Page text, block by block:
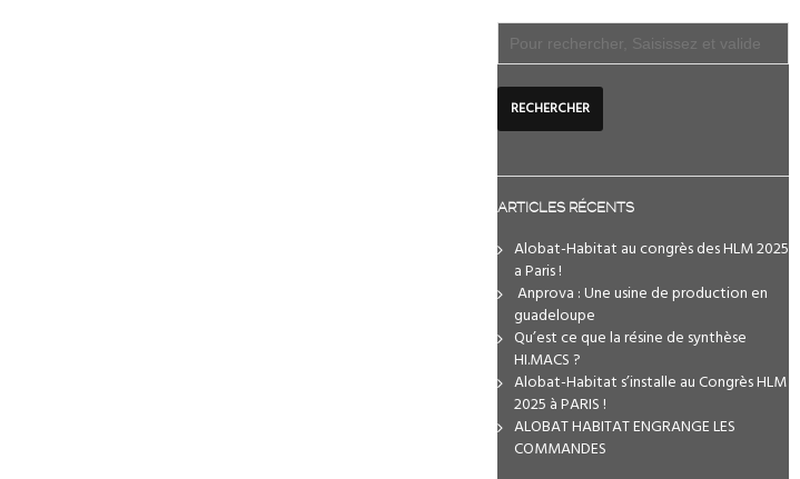
ARTICLES RÉCENTS
Alobat-Habitat au congrès des HLM 2025
a Paris !
️ Anprova : Une usine de production en
guadeloupe
Qu’est ce que la résine de synthèse
HI.MACS ?
Alobat-Habitat s’installe au Congrès HLM
2025 à PARIS !
ALOBAT HABITAT ENGRANGE LES
COMMANDES